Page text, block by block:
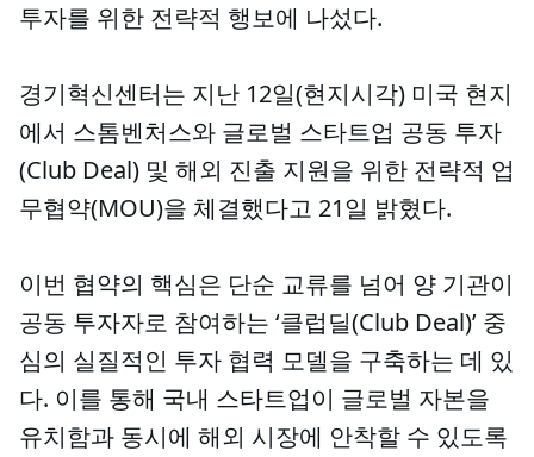
투자를 위한 전략적 행보에 나섰다.
경기혁신센터는 지난 12일(현지시각) 미국 현지
에서 스톰벤처스와 글로벌 스타트업 공동 투자
(Club Deal) 및 해외 진출 지원을 위한 전략적 업
무협약(MOU)을 체결했다고 21일 밝혔다.
이번 협약의 핵심은 단순 교류를 넘어 양 기관이
공동 투자자로 참여하는 ‘클럽딜(Club Deal)’ 중
심의 실질적인 투자 협력 모델을 구축하는 데 있
다. 이를 통해 국내 스타트업이 글로벌 자본을
유치함과 동시에 해외 시장에 안착할 수 있도록